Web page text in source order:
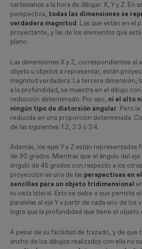
cartesianos a la hora de dibujar: X, Y y Z. En
perspectiva, todas las dimensiones se
verdadera magnitud . Las que están en el
proyectante, y las de los elementos que
plano.
Las dimensiones X y Z, correspondientes al
objeto u objetos a representar, están
magnitud verdadera. La tercera dimensión,
a la profundidad, se muestra en el dibujo
reducción determinado. Por eso, ni el alto
ningún tipo de distorsión angular. Pero
reducida en una proporción determinada.
de las siguientes: 1:2, 2:3 o 3:4.
Además, los ejes Y y Z están representados
de 90 grados. Mientras que el ángulo del eje
ángulo de 45 grados con respecto a los
proyección es una de las perspectivas en
sencillas para un objeto tridimensional
su vista lateral. Esto se debe a que permite
paralelas al eje Y a partir de cada uno de los
logra que la profundidad que tiene el objeto
A pesar de su facilidad de trazado, y de que
ancho de los dibujos realizados con ella no